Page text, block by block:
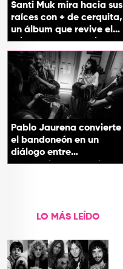
Santi Muk mira hacia sus
raíces con + de cerquita,
un álbum que revive el
origen de sus canciones
Pablo Jaurena convierte
el bandoneón en un
diálogo entre
generaciones con el
LO MÁS LEÍDO